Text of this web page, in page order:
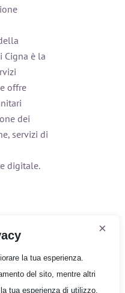
Cigna è la
offre
dei
servizi di
digitale.
×
la tua esperienza.
del sito, mentre altri
tua esperienza di utilizzo.